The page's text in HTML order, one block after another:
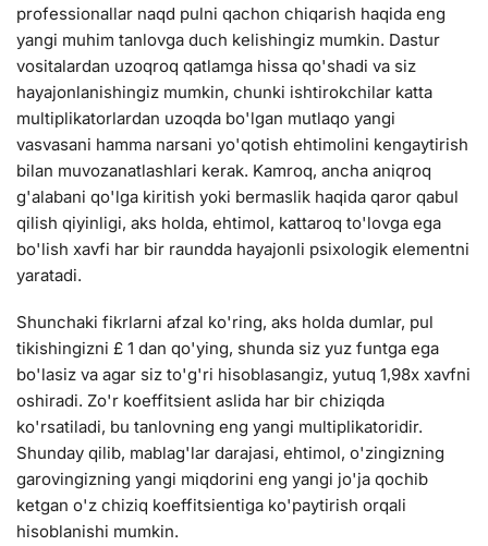
professionallar naqd pulni qachon chiqarish haqida eng
yangi muhim tanlovga duch kelishingiz mumkin. Dastur
vositalardan uzoqroq qatlamga hissa qo'shadi va siz
hayajonlanishingiz mumkin, chunki ishtirokchilar katta
multiplikatorlardan uzoqda bo'lgan mutlaqo yangi
vasvasani hamma narsani yo'qotish ehtimolini kengaytirish
bilan muvozanatlashlari kerak. Kamroq, ancha aniqroq
g'alabani qo'lga kiritish yoki bermaslik haqida qaror qabul
qilish qiyinligi, aks holda, ehtimol, kattaroq to'lovga ega
bo'lish xavfi har bir raundda hayajonli psixologik elementni
yaratadi.
Shunchaki fikrlarni afzal ko'ring, aks holda dumlar, pul
tikishingizni £ 1 dan qo'ying, shunda siz yuz funtga ega
bo'lasiz va agar siz to'g'ri hisoblasangiz, yutuq 1,98x xavfni
oshiradi. Zo'r koeffitsient aslida har bir chiziqda
ko'rsatiladi, bu tanlovning eng yangi multiplikatoridir.
Shunday qilib, mablag'lar darajasi, ehtimol, o'zingizning
garovingizning yangi miqdorini eng yangi jo'ja qochib
ketgan o'z chiziq koeffitsientiga ko'paytirish orqali
hisoblanishi mumkin.